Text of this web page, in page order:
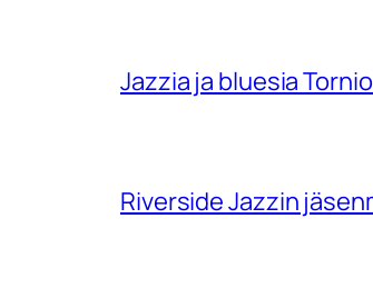
Jazzia ja bluesia
Riverside Jazzin